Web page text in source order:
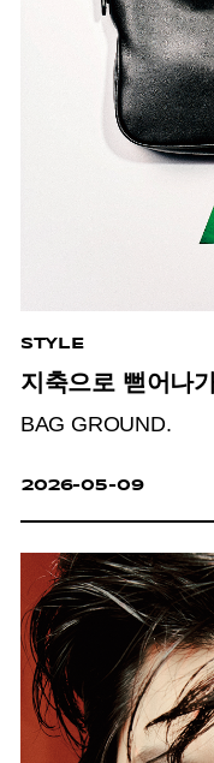
STYLE
지축으로 뻗어나
BAG GROUND.
2026-05-09